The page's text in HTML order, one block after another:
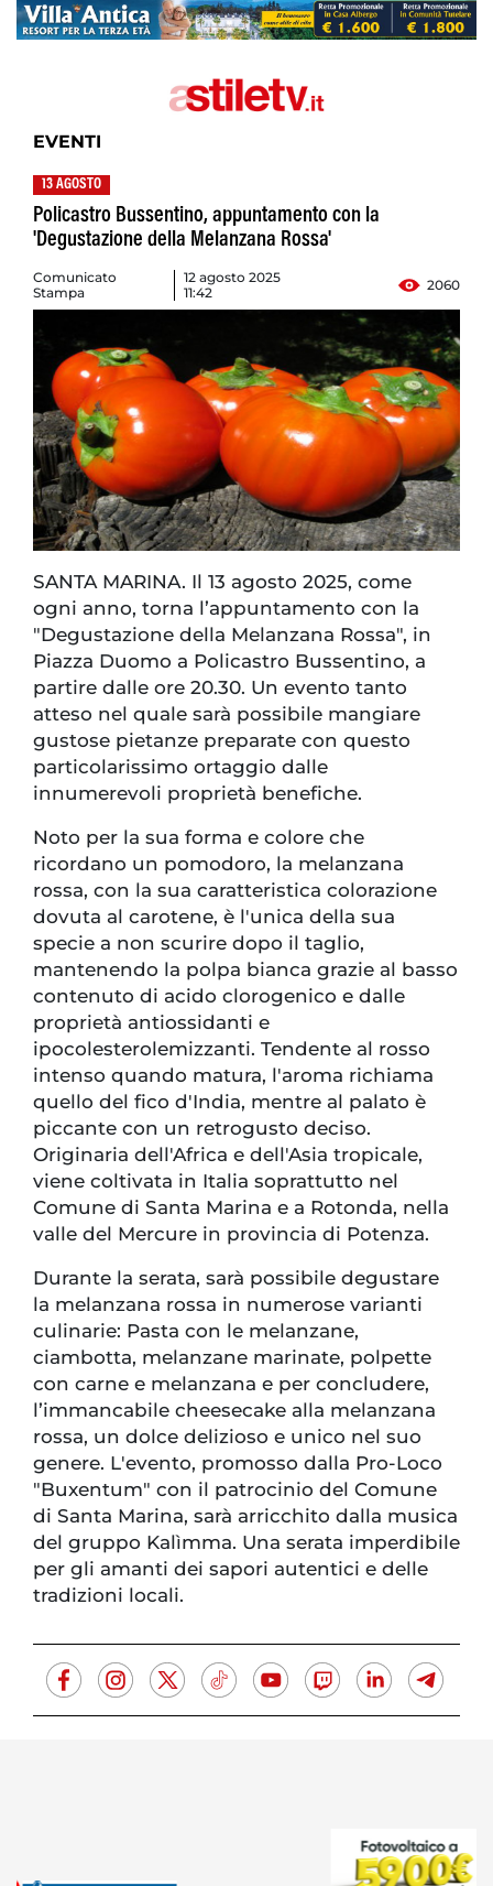
EVENTI
13 AGOSTO
Policastro Bussentino, appuntamento con la
'Degustazione della Melanzana Rossa'
Comunicato
Stampa
12 agosto 2025
11:42
2060
SANTA MARINA. Il 13 agosto 2025, come
ogni anno, torna l’appuntamento con la
"Degustazione della Melanzana Rossa", in
Piazza Duomo a Policastro Bussentino, a
partire dalle ore 20.30. Un evento tanto
atteso nel quale sarà possibile mangiare
gustose pietanze preparate con questo
particolarissimo ortaggio dalle
innumerevoli proprietà benefiche.
Noto per la sua forma e colore che
ricordano un pomodoro, la melanzana
rossa, con la sua caratteristica colorazione
dovuta al carotene, è l'unica della sua
specie a non scurire dopo il taglio,
mantenendo la polpa bianca grazie al basso
contenuto di acido clorogenico e dalle
proprietà antiossidanti e
ipocolesterolemizzanti. Tendente al rosso
intenso quando matura, l'aroma richiama
quello del fico d'India, mentre al palato è
piccante con un retrogusto deciso.
Originaria dell'Africa e dell'Asia tropicale,
viene coltivata in Italia soprattutto nel
Comune di Santa Marina e a Rotonda, nella
valle del Mercure in provincia di Potenza.
Durante la serata, sarà possibile degustare
la melanzana rossa in numerose varianti
culinarie: Pasta con le melanzane,
ciambotta, melanzane marinate, polpette
con carne e melanzana e per concludere,
l’immancabile cheesecake alla melanzana
rossa, un dolce delizioso e unico nel suo
genere. L'evento, promosso dalla Pro-Loco
"Buxentum" con il patrocinio del Comune
di Santa Marina, sarà arricchito dalla musica
del gruppo Kalìmma. Una serata imperdibile
per gli amanti dei sapori autentici e delle
tradizioni locali.